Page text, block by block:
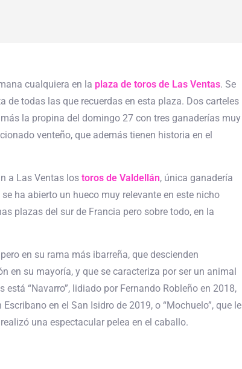
cualquiera en la plaza de toros de Las Ventas. Se
de todas las que recuerdas en esta plaza. Dos carteles
la propina del domingo 27 con tres ganaderías muy
venteño, que además tienen historia en el
a Las Ventas los toros de Valdellán, única ganadería
ha abierto un hueco muy relevante en este nicho
plazas del sur de Francia pero sobre todo, en la
en su rama más ibarreña, que descienden
en su mayoría, y que se caracteriza por ser un animal
“Navarro”, lidiado por Fernando Robleño en 2018,
en el San Isidro de 2019, o “Mochuelo”, que le
una espectacular pelea en el caballo.